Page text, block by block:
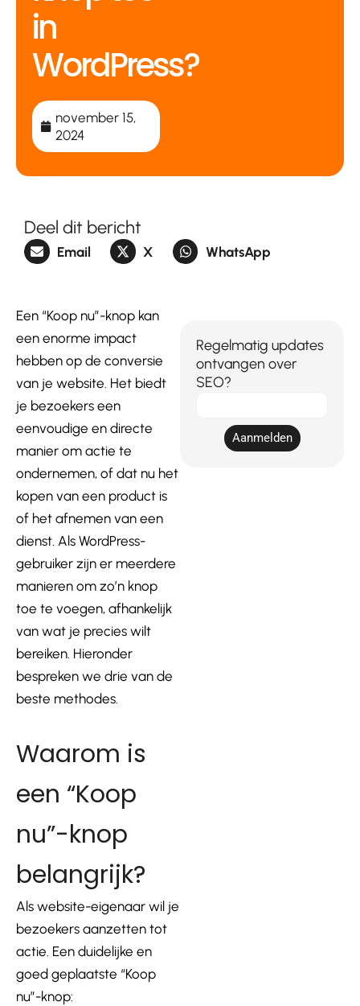
in
WordPress?
november 15,
2024
Deel dit bericht
Email X WhatsApp
Een “Koop nu”-knop kan
een enorme impact
hebben op de conversie
van je website. Het biedt
je bezoekers een
eenvoudige en directe
manier om actie te
ondernemen, of dat nu het
kopen van een product is
of het afnemen van een
dienst. Als WordPress-
gebruiker zijn er meerdere
manieren om zo’n knop
toe te voegen, afhankelijk
van wat je precies wilt
bereiken. Hieronder
bespreken we drie van de
beste methodes.
Waarom is
een “Koop
nu”-knop
belangrijk?
Als website-eigenaar wil je
bezoekers aanzetten tot
actie. Een duidelijke en
goed geplaatste “Koop
nu”-knop:
Regelmatig updates
ontvangen over
SEO?
Aanmelden